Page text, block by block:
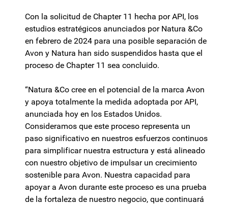
Con la solicitud de Chapter 11 hecha por API, los
estudios estratégicos anunciados por Natura &Co
en febrero de 2024 para una posible separación de
Avon y Natura han sido suspendidos hasta que el
proceso de Chapter 11 sea concluido.
“Natura &Co cree en el potencial de la marca Avon
y apoya totalmente la medida adoptada por API,
anunciada hoy en los Estados Unidos.
Consideramos que este proceso representa un
paso significativo en nuestros esfuerzos continuos
para simplificar nuestra estructura y está alineado
con nuestro objetivo de impulsar un crecimiento
sostenible para Avon. Nuestra capacidad para
apoyar a Avon durante este proceso es una prueba
de la fortaleza de nuestro negocio, que continuará